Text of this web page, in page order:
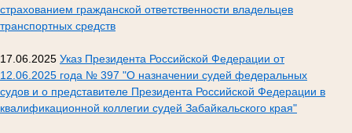
страхованием гражданской ответственности владельцев
транспортных средств
17.06.2025 Указ Президента Российской Федерации от
12.06.2025 года № 397 "О назначении судей федеральных
судов и о представителе Президента Российской Федерации в
квалификационной коллегии судей Забайкальского края"